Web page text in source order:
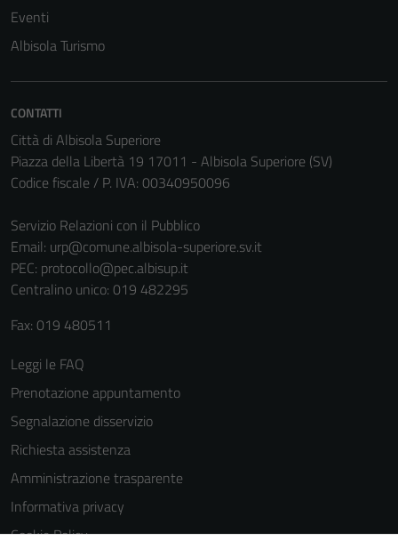
Eventi
Albisola Turismo
CONTATTI
Città di Albisola Superiore
Piazza della Libertà 19 17011 - Albisola Superiore (SV)
Codice fiscale / P. IVA: 00340950096
Servizio Relazioni con il Pubblico
Email: urp@comune.albisola-superiore.sv.it
PEC: protocollo@pec.albisup.it
Centralino unico: 019 482295
Fax: 019 480511
Leggi le FAQ
Prenotazione appuntamento
Segnalazione disservizio
Richiesta assistenza
Amministrazione trasparente
Informativa privacy
Cookie Policy